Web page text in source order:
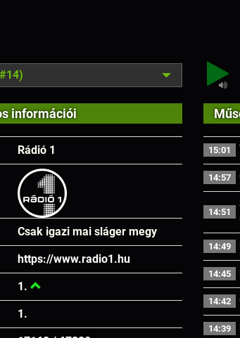
információi
Rádió 1
Csak igazi mai sláger megy
https://www.radio1.hu
1.
1.
15:01
14:57
14:51
14:49
14:45
14:42
14:39